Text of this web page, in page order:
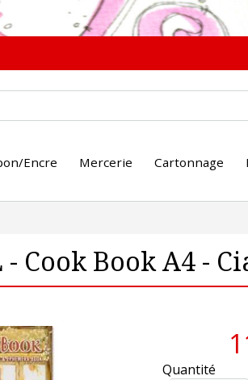
Encre Mercerie Cartonnage
- Cook Book A4 -
Quantité